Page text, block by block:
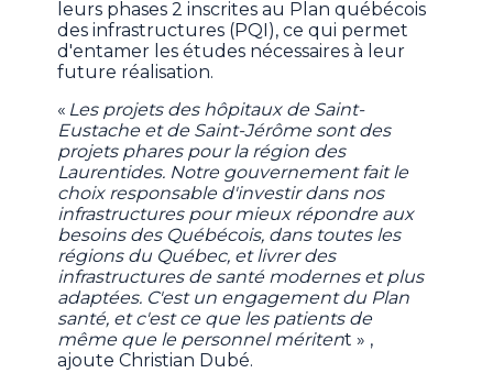
leurs phases 2 inscrites au Plan québécois
des infrastructures (PQI), ce qui permet
d'entamer les études nécessaires à leur
future réalisation.
« Les projets des hôpitaux de Saint-
Eustache et de Saint-Jérôme sont des
projets phares pour la région des
Laurentides. Notre gouvernement fait le
choix responsable d'investir dans nos
infrastructures pour mieux répondre aux
besoins des Québécois, dans toutes les
régions du Québec, et livrer des
infrastructures de santé modernes et plus
adaptées. C'est un engagement du Plan
santé, et c'est ce que les patients de
même que le personnel méritent » ,
ajoute Christian Dubé.